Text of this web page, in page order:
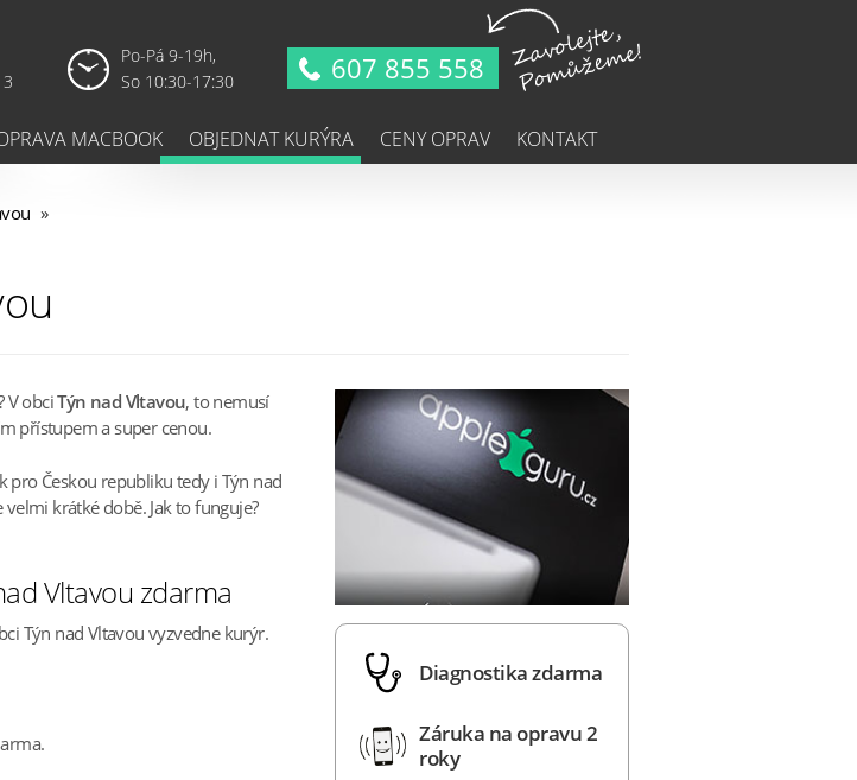
Po-Pá 9-19h,
So 10:30-17:30
607 855 558
MACBOOK OBJEDNAT KURÝRA CENY OPRAV KONTAKT
»
V obciTýn nad Vltavou, to nemusí
přístupem a super cenou.
pro Českou republiku tedy i Týn nad
krátké době. Jak to funguje?
Vltavou zdarma
Týn nad Vltavou vyzvedne kurýr.
Diagnostika zdarma
Záruka na opravu 2
roky